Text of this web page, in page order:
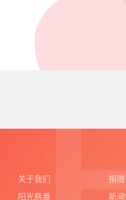
关于我们
阳光慈善
捐
新